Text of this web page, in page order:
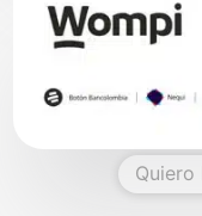
Quiero